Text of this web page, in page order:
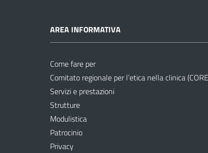
AREA INFORMATIVA
Come fare per
Comitato regionale per l’etica nella clinica
Servizi e prestazioni
Strutture
Modulistica
Patrocinio
Privacy